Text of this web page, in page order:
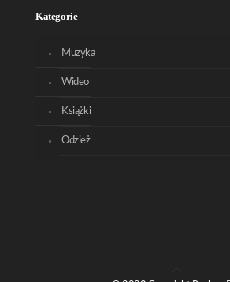
Kategorie
Muzyka
Wideo
Książki
Odzież